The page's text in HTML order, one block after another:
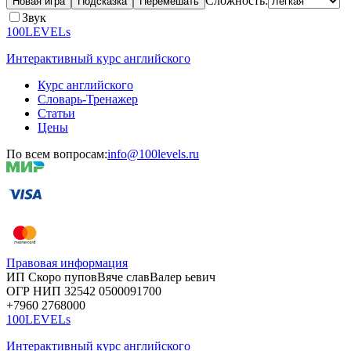
Звук
100LEVELs
Интерактивный курс английского
Курс английского
Словарь-Тренажер
Статьи
Цены
По всем вопросам:info@100levels.ru
Правовая информация
ИП Скоро пуповВяче славВалер ьевич
ОГР НИП 32542 0500091700
+7960 2768000
100LEVELs
Интерактивный курс английского